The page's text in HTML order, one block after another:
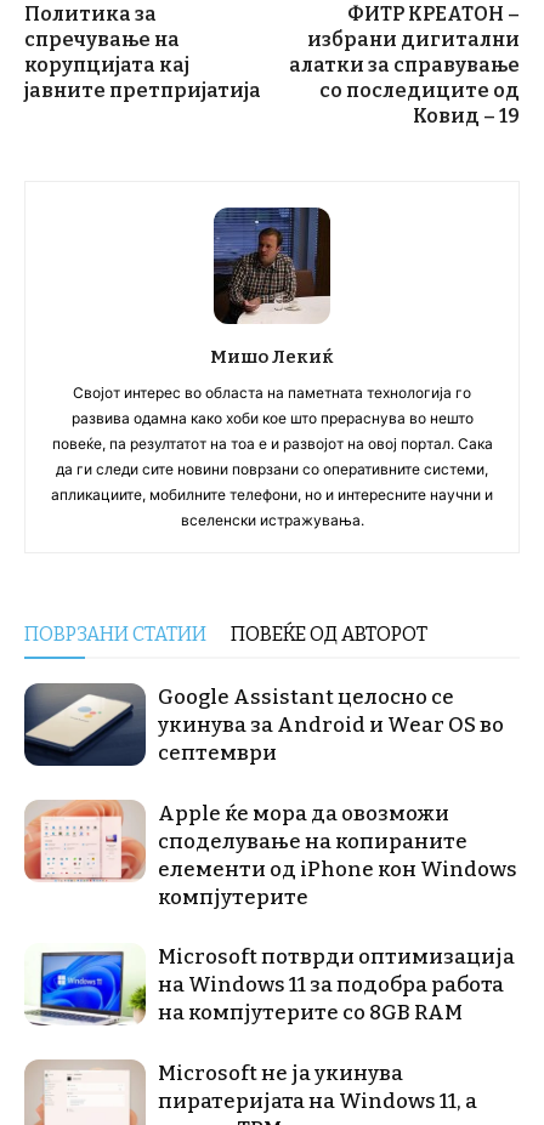
Политика за
спречување на
корупцијата кај
јавните претпријатија
ФИТР КРЕАТОН –
избрани дигитални
алатки за справување
со последиците од
Ковид – 19
Мишо Лекиќ
Својот интерес во областа на паметната технологија го
развива одамна како хоби кое што прераснува во нешто
повеќе, па резултатот на тоа е и развојот на овој портал. Сака
да ги следи сите новини поврзани со оперативните системи,
апликациите, мобилните телефони, но и интересните научни и
вселенски истражувања.
ПОВРЗАНИ СТАТИИ ПОВЕЌЕ ОД АВТОРОТ
Google Assistant целосно се
укинува за Android и Wear OS во
септември
Apple ќе мора да овозможи
споделување на копираните
елементи од iPhone кон Windows
компјутерите
Microsoft потврди оптимизација
на Windows 11 за подобра работа
на компјутерите со 8GB RAM
Microsoft не ја укинува
пиратеријата на Windows 11, а